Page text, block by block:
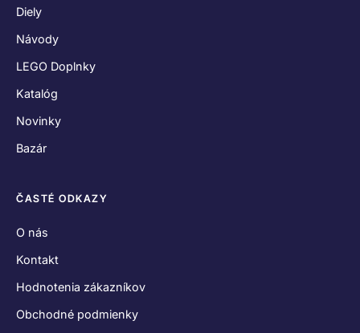
Diely
Návody
LEGO Doplnky
Katalóg
Novinky
Bazár
ČASTÉ ODKAZY
O nás
Kontakt
Hodnotenia zákazníkov
Obchodné podmienky